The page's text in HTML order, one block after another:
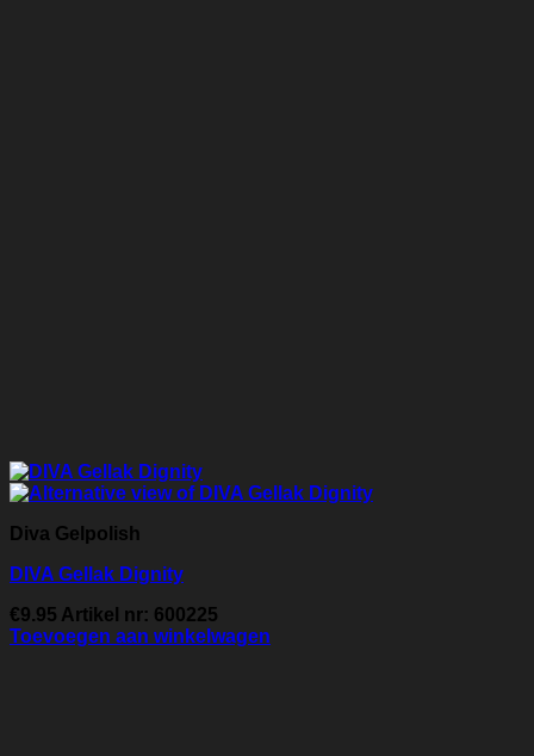
Diva Gelpolish
DIVA Gellak Dignity
€9.95 Artikel nr: 600225
Toevoegen aan winkelwagen